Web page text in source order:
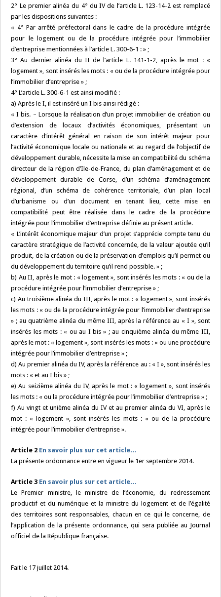
2° Le premier alinéa du 4° du IV de l’article L. 123-14-2 est remplacé
par les dispositions suivantes :
« 4° Par arrêté préfectoral dans le cadre de la procédure intégrée
pour le logement ou de la procédure intégrée pour l’immobilier
d’entreprise mentionnées à l’article L. 300-6-1 : » ;
3° Au dernier alinéa du II de l’article L. 141-1-2, après le mot : «
logement », sont insérés les mots : « ou de la procédure intégrée pour
l’immobilier d’entreprise » ;
4° L’article L. 300-6-1 est ainsi modifié :
a) Après le I, il est inséré un I bis ainsi rédigé :
« I bis. – Lorsque la réalisation d’un projet immobilier de création ou
d’extension de locaux d’activités économiques, présentant un
caractère d’intérêt général en raison de son intérêt majeur pour
l’activité économique locale ou nationale et au regard de l’objectif de
développement durable, nécessite la mise en compatibilité du schéma
directeur de la région d’Ile-de-France, du plan d’aménagement et de
développement durable de Corse, d’un schéma d’aménagement
régional, d’un schéma de cohérence territoriale, d’un plan local
d’urbanisme ou d’un document en tenant lieu, cette mise en
compatibilité peut être réalisée dans le cadre de la procédure
intégrée pour l’immobilier d’entreprise définie au présent article.
« L’intérêt économique majeur d’un projet s’apprécie compte tenu du
caractère stratégique de l’activité concernée, de la valeur ajoutée qu’il
produit, de la création ou de la préservation d’emplois qu’il permet ou
du développement du territoire qu’il rend possible. » ;
b) Au II, après le mot : « logement », sont insérés les mots : « ou de la
procédure intégrée pour l’immobilier d’entreprise » ;
c) Au troisième alinéa du III, après le mot : « logement », sont insérés
les mots : « ou de la procédure intégrée pour l’immobilier d’entreprise
» ; au quatrième alinéa du même III, après la référence au « I », sont
insérés les mots : « ou au I bis » ; au cinquième alinéa du même III,
après le mot : « logement », sont insérés les mots : « ou une procédure
intégrée pour l’immobilier d’entreprise » ;
d) Au premier alinéa du IV, après la référence au : « I », sont insérés les
mots : « et au I bis » ;
e) Au seizième alinéa du IV, après le mot : « logement », sont insérés
les mots : « ou la procédure intégrée pour l’immobilier d’entreprise » ;
f) Au vingt et unième alinéa du IV et au premier alinéa du VI, après le
mot : « logement », sont insérés les mots : « ou de la procédure
intégrée pour l’immobilier d’entreprise ».
Article 2 En savoir plus sur cet article…
La présente ordonnance entre en vigueur le 1er septembre 2014.
Article 3 En savoir plus sur cet article…
Le Premier ministre, le ministre de l’économie, du redressement
productif et du numérique et la ministre du logement et de l’égalité
des territoires sont responsables, chacun en ce qui le concerne, de
l’application de la présente ordonnance, qui sera publiée au Journal
officiel de la République française.
Fait le 17 juillet 2014.